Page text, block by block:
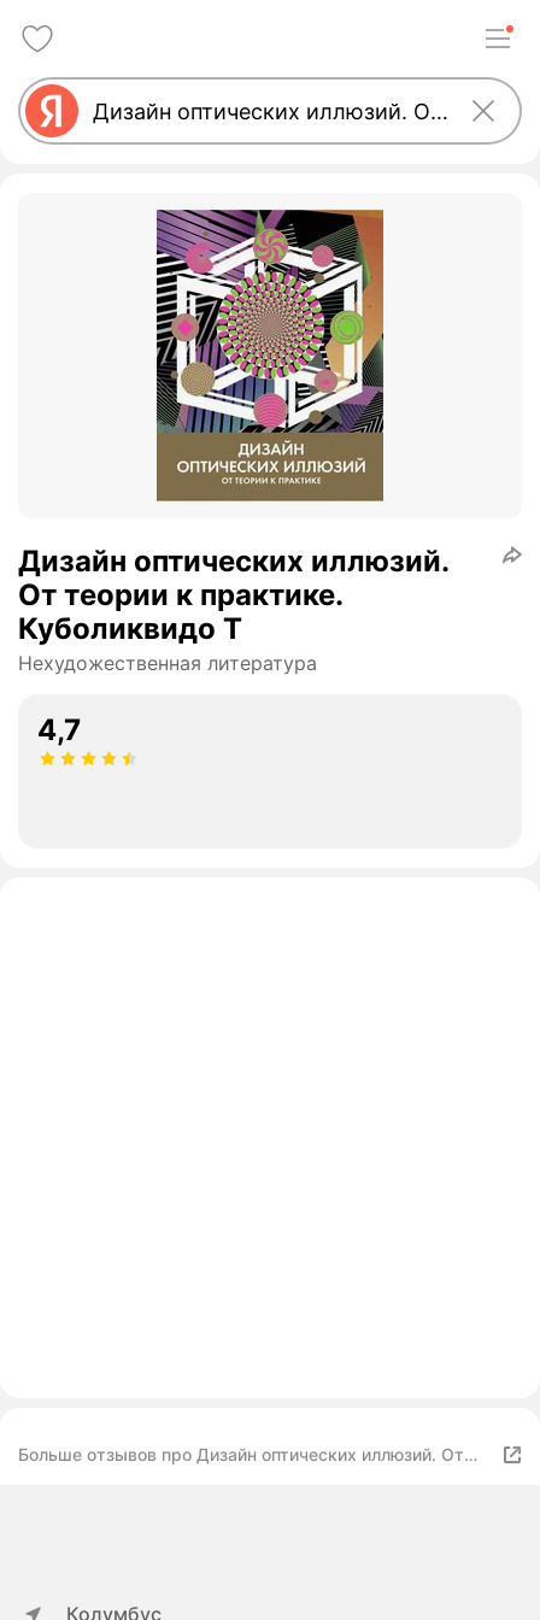
Дизайн оптических иллюзий.
От теории к практике.
Куболиквидо Т
Нехудожественная литература
4,7
Больше отзывов про Дизайн оптических иллюзий. От
Колумбус